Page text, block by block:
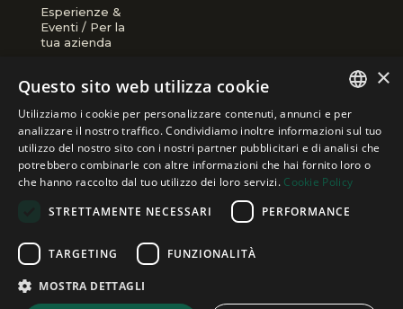
Esperienze &
Eventi / Per la
tua azienda
Copyright © Trei s.r.l. Via Fontevivo 21/N 19122 La Spezia, Italy
| P.Iva 01555440112| Cap.Soc. €31.000 IV
ITALIAN
ENGLISH
FRENCH
×
Questo sito web utilizza cookie
Utilizziamo i cookie per personalizzare contenuti, annunci e per
analizzare il nostro traffico. Condividiamo inoltre informazioni sul tuo
utilizzo del nostro sito con i nostri partner pubblicitari e di analisi che
potrebbero combinarle con altre informazioni che hai fornito loro o
che hanno raccolto dal tuo utilizzo dei loro servizi. Cookie Policy
STRETTAMENTE NECESSARI
PERFORMANCE
TARGETING FUNZIONALITÀ
MOSTRA DETTAGLI